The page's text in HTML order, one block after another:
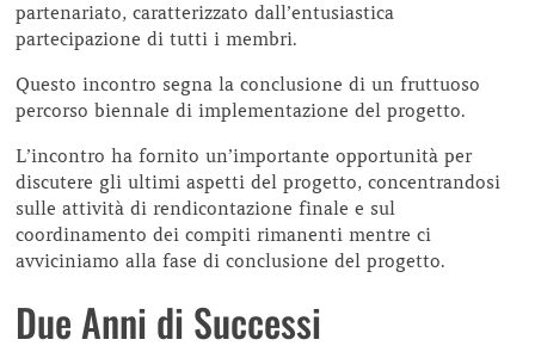
partenariato, caratterizzato dall’entusiastica
partecipazione di tutti i membri.
Questo incontro segna la conclusione di un fruttuoso
percorso biennale di implementazione del progetto.
L’incontro ha fornito un’importante opportunità per
discutere gli ultimi aspetti del progetto, concentrandosi
sulle attività di rendicontazione finale e sul
coordinamento dei compiti rimanenti mentre ci
avviciniamo alla fase di conclusione del progetto.
Due Anni di Successi